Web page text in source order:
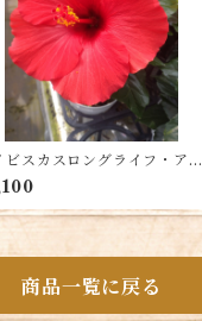
ビスカスロングライフ・アフ
ィーテ 5号鉢 送料別
商品一覧に戻る